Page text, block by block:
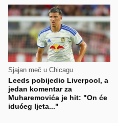
Sjajan meč u Chicagu
Leeds pobijedio Liverpool, a
jedan komentar za
Muharemovića je hit: "On će
idućeg ljeta..."